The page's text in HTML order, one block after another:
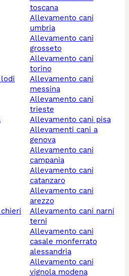
lodi
toscana
allevamento cani
umbria
allevamento cani
grosseto
allevamento cani
torino
allevamento cani
messina
allevamento cani
trieste
allevamento cani pisa
allevamenti cani a
genova
allevamento cani
campania
allevamento cani
catanzaro
allevamento cani
arezzo
allevamento cani narni
terni
allevamento cani
casale monferrato
alessandria
allevamento cani
vignola modena